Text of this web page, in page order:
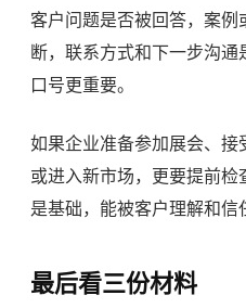
客户问题是否被回答，案例
断，联系方式和下一步沟
口号更重要。
如果企业准备参加展会、
或进入新市场，更要提前
是基础，能被客户理解和信
最后看三份材料